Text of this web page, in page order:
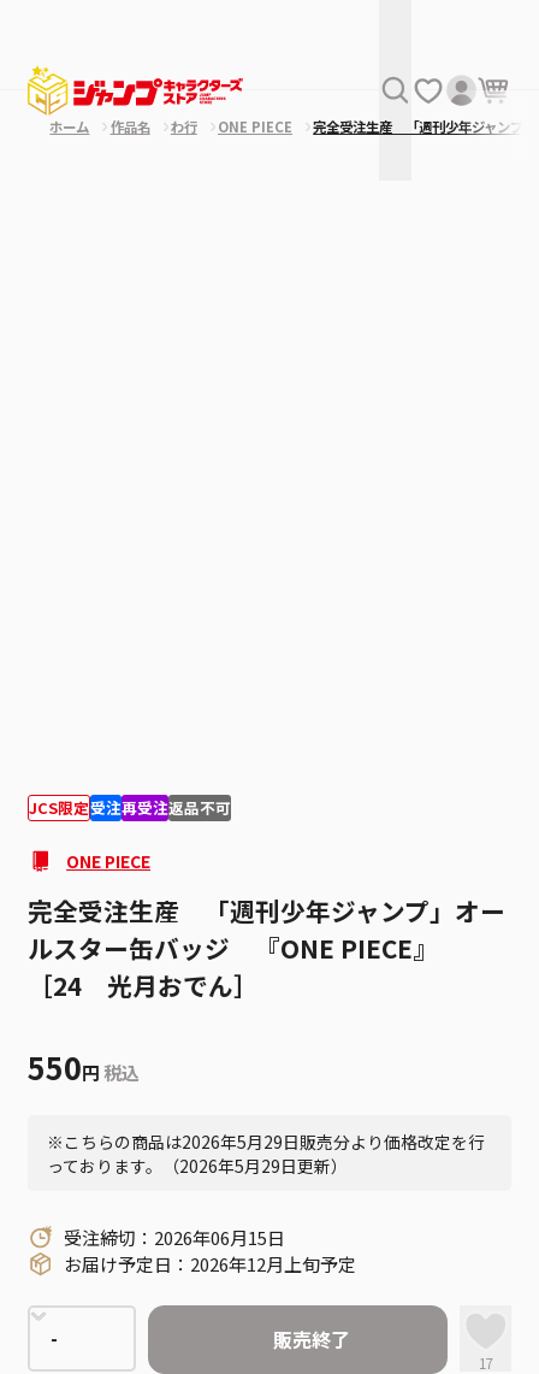
ホーム 作品名 わ行 ONE PIECE 完全受注生産 「週刊少年ジャン
JCS限定受注再受注返品不可
ONE PIECE
完全受注生産 「週刊少年ジャンプ」オー
ルスター缶バッジ 『ONE PIECE』
［24 光月おでん］
550円 税込
※こちらの商品は2026年5月29日販売分より価格改定を行
っております。（2026年5月29日更新）
受注締切：2026年06月15日
お届け予定日：2026年12月上旬予定
販売終了
17